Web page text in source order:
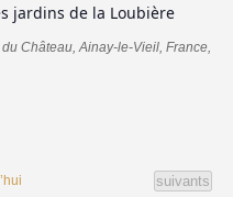
jardins de la Loubière
du Château, Ainay-le-Vieil, France,
suivants